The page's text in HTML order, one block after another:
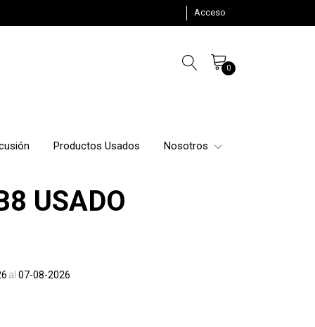
Acceso
0
Productos Usados Nosotros
USADO
al 07-08-2026